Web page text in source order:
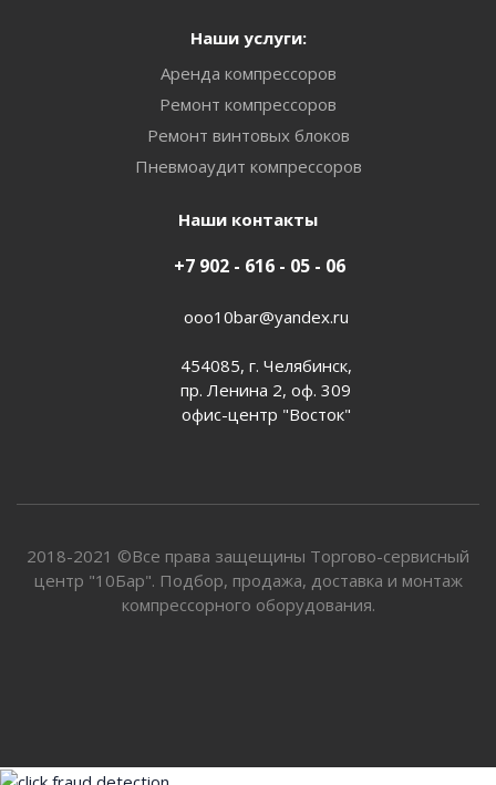
Наши услуги:
Аренда компрессоров
Ремонт компрессоров
Ремонт винтовых блоков
Пневмоаудит компрессоров
Наши контакты
+7 902 - 616 - 05 - 06
ooo10bar@yandex.ru
454085, г. Челябинск,
пр. Ленина 2, оф. 309
офис-центр "Восток"
2018-2021 ©Все права защещины Торгово-сервисный
центр "10Бар". Подбор, продажа, доставка и монтаж
компрессорного оборудования.